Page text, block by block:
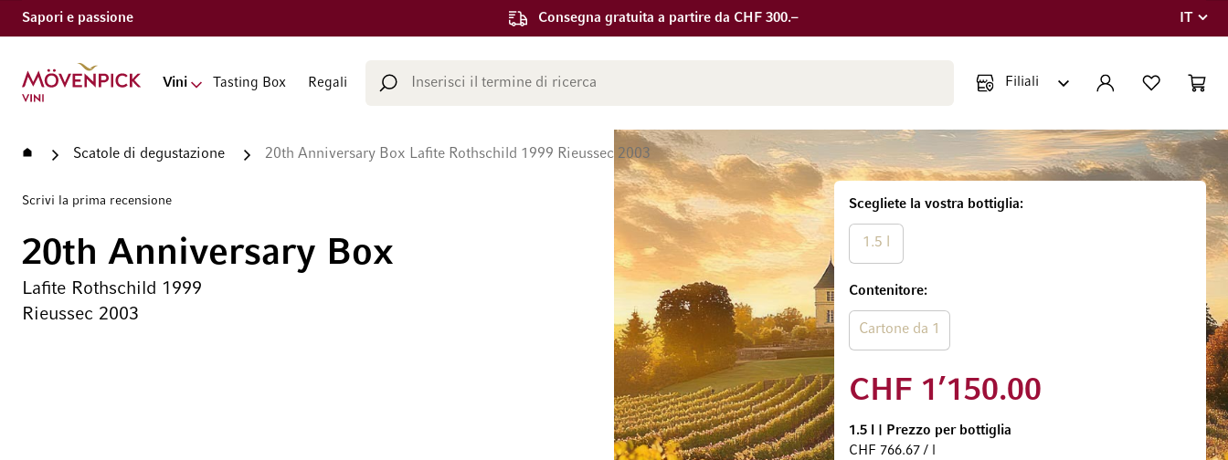
Sapori e passione Consegna gratuita a partire da CHF 300.–
Lingua
IT
Vai alla Home Page
Vini Tasting Box Regali
Cerca ACCOUNT LISTA DEI CART
Home Scatole di degustazione 20th Anniversary Box Lafite Rothschild 1999 Rieussec 2003
Scrivi la prima recensione
20th Anniversary Box
Lafite Rothschild 1999
Rieussec 2003
Scegliete la vostra bottiglia
1.5 l
Contenitore
Cartone da 1
CHF 1’150.00
1.5 l
Prezzo per bottiglia
CHF 766.67 / l